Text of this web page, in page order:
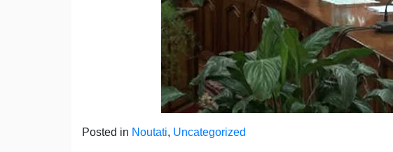
Posted in Noutati, Uncategorized